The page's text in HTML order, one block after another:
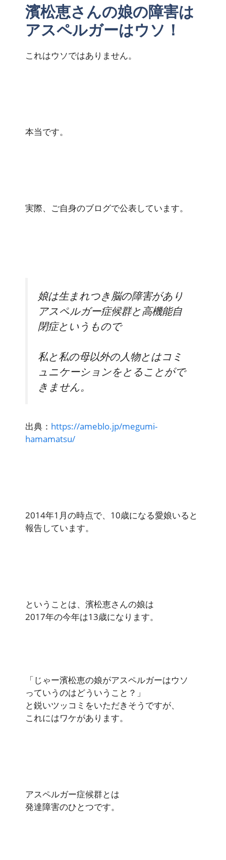
濱松恵さんの娘の障害は
アスペルガーはウソ！
これはウソではありません。
本当です。
実際、ご自身のブログで公表しています。
娘は生まれつき脳の障害があり
アスペルガー症候群と高機能自
閉症というもので
私と私の母以外の人物とはコミ
ュニケーションをとることがで
きません。
出典： https://ameblo.jp/megumi-
hamamatsu/
2014年1月の時点で、10歳になる愛娘いると
報告しています。
ということは、濱松恵さんの娘は
2017年の今年は13歳になります。
「じゃー濱松恵の娘がアスペルガーはウソ
っていうのはどういうこと？」
と鋭いツッコミをいただきそうですが、
これにはワケがあります。
アスペルガー症候群とは
発達障害のひとつです。